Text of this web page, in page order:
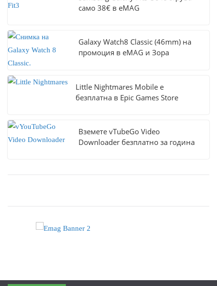
само 38€ в eMAG
Galaxy Watch8 Classic (46mm) на
промоция в eMAG и Зора
Little Nightmares Mobile е
безплатна в Epic Games Store
Вземете vTubeGo Video
Downloader безплатно за година